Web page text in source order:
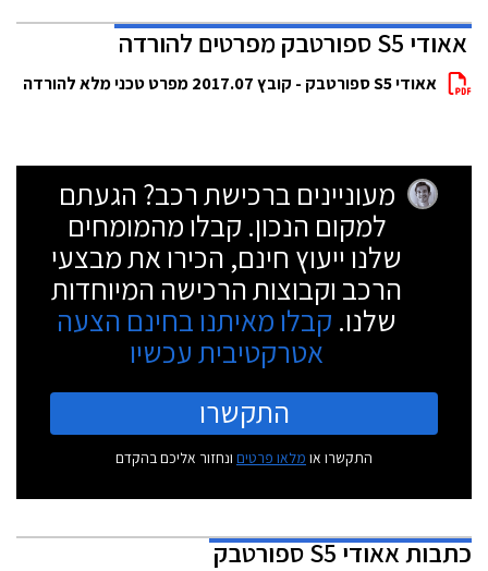
אאודי S5 ספורטבק מפרטים להורדה
אאודי S5 ספורטבק - קובץ 2017.07 מפרט טכני מלא להורדה
מעוניינים ברכישת רכב? הגעתם
למקום הנכון. קבלו מהמומחים
שלנו ייעוץ חינם, הכירו את מבצעי
הרכב וקבוצות הרכישה המיוחדות
שלנו. קבלו מאיתנו בחינם הצעה
אטרקטיבית עכשיו
התקשרו
התקשרו או מלאו פרטים ונחזור אליכם בהקדם
כתבותאאודי S5 ספורטבק